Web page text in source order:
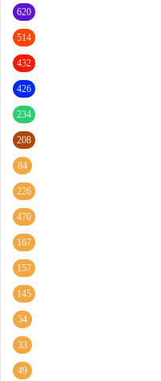
620
514
432
426
234
208
84
226
470
167
157
145
54
33
49